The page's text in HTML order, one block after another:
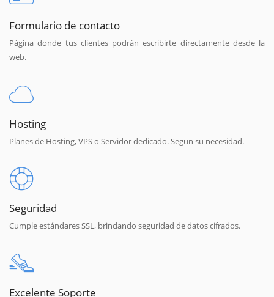
Formulario de contacto
Página donde tus clientes podrán escribirte directamente desde la
web.
Hosting
Planes de Hosting, VPS o Servidor dedicado. Segun su necesidad.
Seguridad
Cumple estándares SSL, brindando seguridad de datos cifrados.
Excelente Soporte